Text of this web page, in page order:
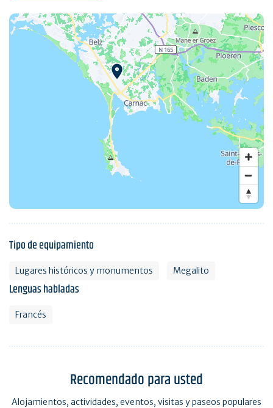
Tipo de equipamiento
Lugares históricos y monumentos Megalito
Lenguas habladas
Francés
Recomendado para usted
Alojamientos, actividades, eventos, visitas y paseos populares